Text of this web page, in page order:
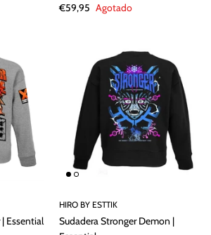
€59,95 Agotado
Essential
HIRO BY ESTTIK
Sudadera Stronger Demon |